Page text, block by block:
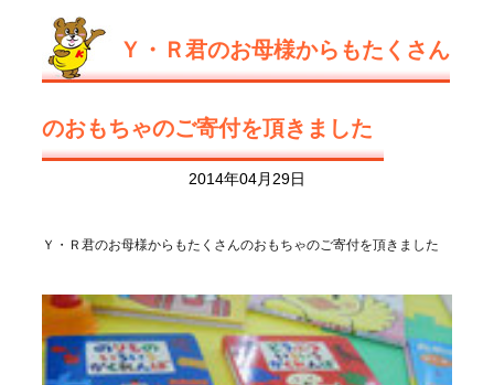
Ｙ・Ｒ君のお母様からもたくさん
のおもちゃのご寄付を頂きました
2014年04月29日
Ｙ・Ｒ君のお母様からもたくさんのおもちゃのご寄付を頂きました